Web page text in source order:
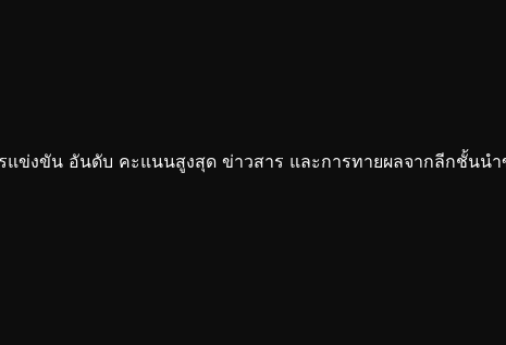
งขัน อันดับ คะแนนสูงสุด ข่าวสาร และการทายผลจากลีกชั้นนำข